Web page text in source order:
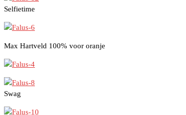
Selfietime
Max Hartveld 100% voor oranje
Swag